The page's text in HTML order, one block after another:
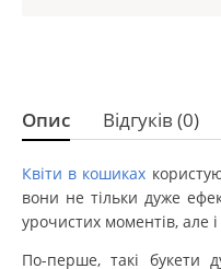
Опис Відгуків (0)
Квіти в кошиках
вони не тільки дуже
урочистих моментів, але
По-перше, такі букети